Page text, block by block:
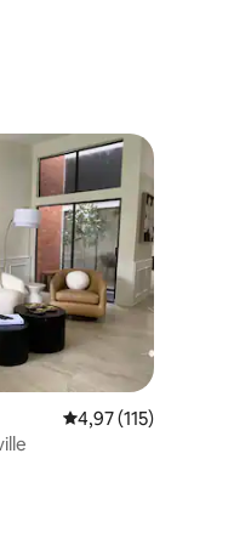
4,97 av 5 i
4,97 (115)